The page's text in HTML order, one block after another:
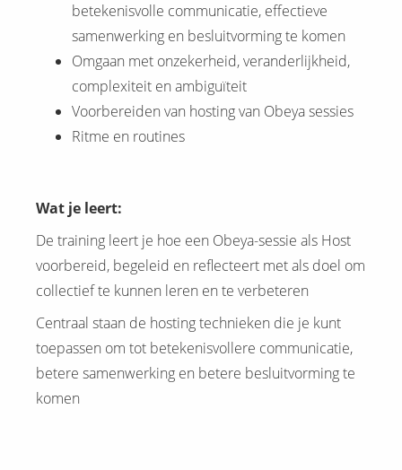
betekenisvolle communicatie, effectieve
samenwerking en besluitvorming te komen
Omgaan met onzekerheid, veranderlijkheid,
complexiteit en ambiguïteit
Voorbereiden van hosting van Obeya sessies
Ritme en routines
Wat je leert:
De training leert je hoe een Obeya-sessie als Host
voorbereid, begeleid en reflecteert met als doel om
collectief te kunnen leren en te verbeteren
Centraal staan de hosting technieken die je kunt
toepassen om tot betekenisvollere communicatie,
betere samenwerking en betere besluitvorming te
komen